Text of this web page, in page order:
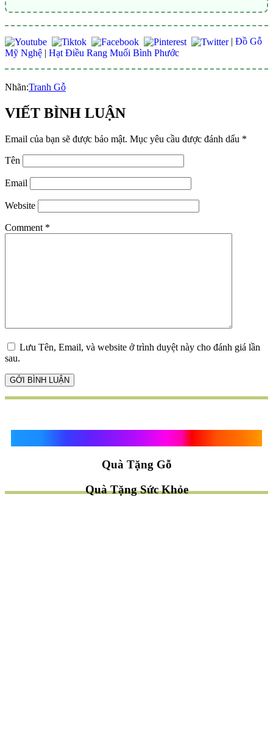
| Đồ Gỗ
Mỹ Nghệ | Hạt Điều Rang Muối Bình Phước
Nhãn:Tranh Gỗ
VIẾT BÌNH LUẬN
Email của bạn sẽ được bảo mật. Mục yêu cầu được đánh dấu *
Tên
Email
Website
Comment *
Lưu Tên, Email, và website ở trình duyệt này cho đánh giá lần
sau.
Quà Tặng Gỗ
Quà Tặng Sức Khỏe